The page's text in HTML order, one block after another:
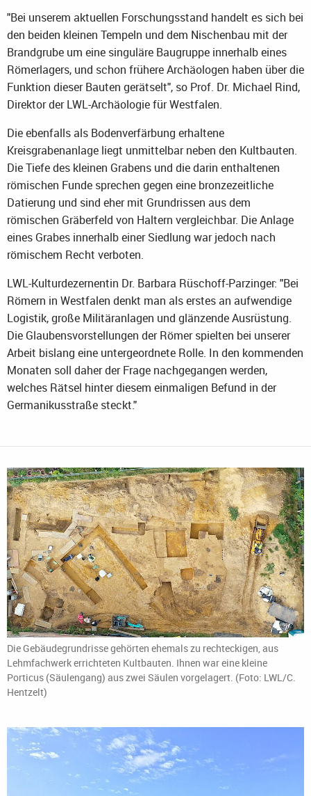
"Bei unserem aktuellen Forschungsstand handelt es sich bei
den beiden kleinen Tempeln und dem Nischenbau mit der
Brandgrube um eine singuläre Baugruppe innerhalb eines
Römerlagers, und schon frühere Archäologen haben über die
Funktion dieser Bauten gerätselt", so Prof. Dr. Michael Rind,
Direktor der LWL-Archäologie für Westfalen.
Die ebenfalls als Bodenverfärbung erhaltene
Kreisgrabenanlage liegt unmittelbar neben den Kultbauten.
Die Tiefe des kleinen Grabens und die darin enthaltenen
römischen Funde sprechen gegen eine bronzezeitliche
Datierung und sind eher mit Grundrissen aus dem
römischen Gräberfeld von Haltern vergleichbar. Die Anlage
eines Grabes innerhalb einer Siedlung war jedoch nach
römischem Recht verboten.
LWL-Kulturdezernentin Dr. Barbara Rüschoff-Parzinger: "Bei
Römern in Westfalen denkt man als erstes an aufwendige
Logistik, große Militäranlagen und glänzende Ausrüstung.
Die Glaubensvorstellungen der Römer spielten bei unserer
Arbeit bislang eine untergeordnete Rolle. In den kommenden
Monaten soll daher der Frage nachgegangen werden,
welches Rätsel hinter diesem einmaligen Befund in der
Germanikusstraße steckt."
Die Gebäudegrundrisse gehörten ehemals zu rechteckigen, aus
Lehmfachwerk errichteten Kultbauten. Ihnen war eine kleine
Porticus (Säulengang) aus zwei Säulen vorgelagert. (Foto: LWL/C.
Hentzelt)